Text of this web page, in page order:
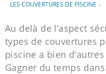
LES COUVERTURES DE PISCINE »
Au delà de l’aspect
types de couvertures
piscine a bien
Gagner du temps dans